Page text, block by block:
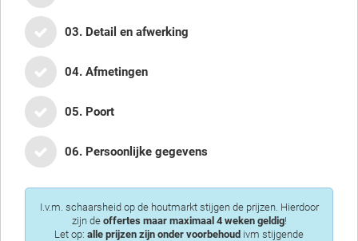
03. Detail en afwerking
04. Afmetingen
05. Poort
06. Persoonlijke gegevens
I.v.m. schaarsheid op de houtmarkt stijgen de prijzen. Hierdoor
zijn de offertes maar maximaal 4 weken geldig!
Let op: alle prijzen zijn onder voorbehoud ivm stijgende